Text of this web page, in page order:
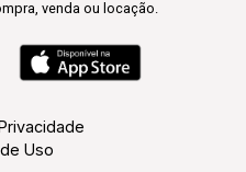
venda ou locação.
Uso